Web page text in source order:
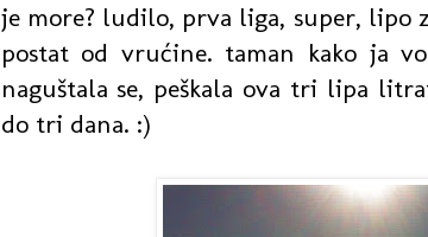
je more? ludilo, prva liga, super, lipo
postat od vrućine. taman kako ja
naguštala se, peškala ova tri lipa
do tri dana. :)